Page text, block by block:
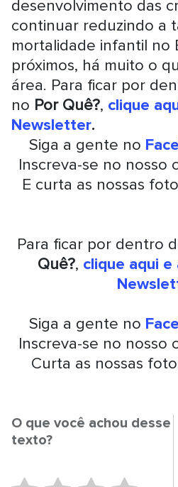
desenvolvimento das
continuar reduzindo a
mortalidade infantil no
próximos, há muito o
área. Para ficar por
no Por Quê?, clique
Newsletter.
Siga a gente no
Inscreva-se no nosso
E curta as nossas
Para ficar por dentro
Quê?, clique aqui e
Siga a gente no
Inscreva-se no nosso
Curta as nossas
O que você achou desse
texto?